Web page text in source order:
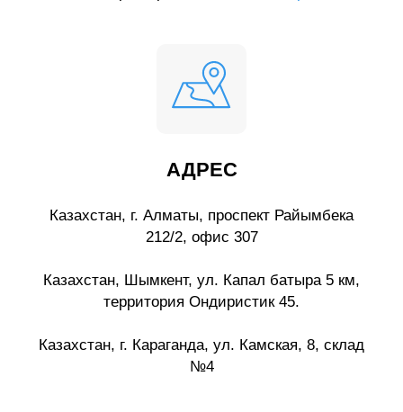
АДРЕС
Казахстан, г. Алматы, проспект Райымбека
212/2, офис 307
Казахстан, Шымкент, ул. Капал батыра 5 км,
территория Ондиристик 45.
Казахстан, г. Караганда, ул. Камская, 8, склад
№4